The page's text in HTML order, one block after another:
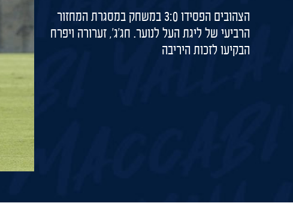
הצהובים הפסידו 3:0 במשחק במסגרת המחזור
הרביעי של ליגת העל לנוער. חג'ג', זערורה ויפרח
הבקיעו לזכות היריבה